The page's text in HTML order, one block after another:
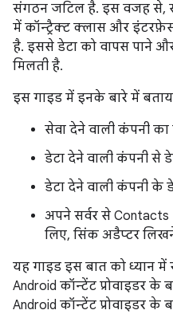
संगठन जटिल है. इस वजह से,
में कॉन्ट्रैक्ट क्लास और
है. इससे डेटा को वापस पाने
मिलती है.
इस गाइड में इनके बारे में
सेवा देने वाली कंपनी का
डेटा देने वाली कंपनी से
डेटा देने वाली कंपनी के
अपने सर्वर से
लिए, सिंक अडैप्टर
यह गाइड इस बात को ध्यान
Android कॉन्टेंट प्रोवाइडर के
Android कॉन्टेंट प्रोवाइडर के